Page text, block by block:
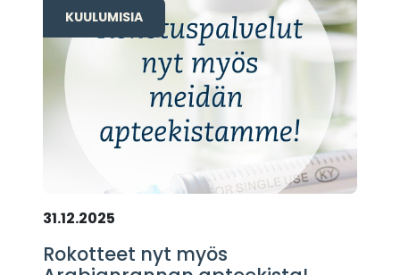
KUULUMISIA
31.12.2025
Rokotteet nyt myös